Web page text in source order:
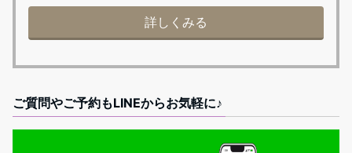
詳しくみる
ご質問やご予約もLINEからお気軽に♪